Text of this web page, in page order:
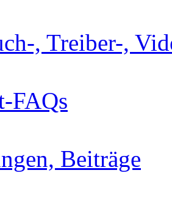
, Treiber-,
FAQs
Beiträge